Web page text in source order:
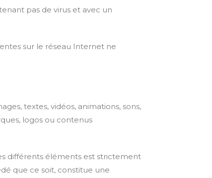
pas de virus et avec un
sur le réseau Internet ne
textes, vidéos, animations, sons,
logos ou contenus
différents éléments est strictement
que ce soit, constitue une